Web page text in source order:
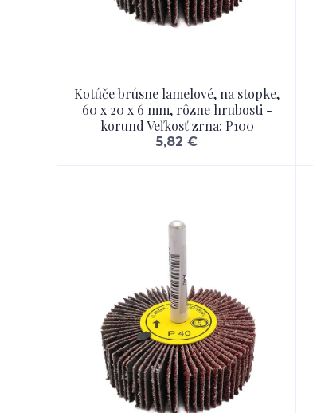
Kotúče brúsne lamelové, na stopke,
60 x 20 x 6 mm, rôzne hrubosti -
korund Veľkosť zrna: P100
5,82 €